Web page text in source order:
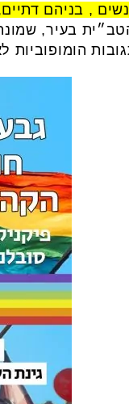
, בניהם
בעיר,
הומופוביות